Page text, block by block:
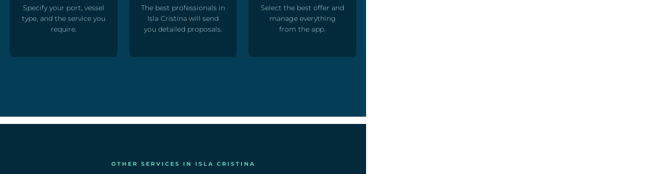
Specify your port, vessel
type, and the service you
require.
The best professionals in
Isla Cristina will send
you detailed proposals.
Select the best offer and
manage everything
from the app.
OTHER SERVICES IN ISLA CRISTINA